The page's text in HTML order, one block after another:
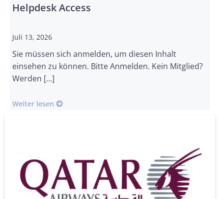
Helpdesk Access
Juli 13, 2026
Sie müssen sich anmelden, um diesen Inhalt
einsehen zu können. Bitte Anmelden. Kein Mitglied?
Werden […]
Weiter lesen